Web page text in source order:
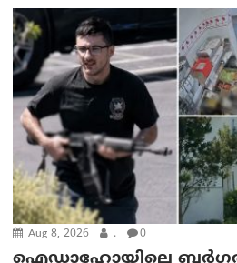
Aug 8, 2026 . 0
ഐഡാഹോയിലെ ബർഗർ